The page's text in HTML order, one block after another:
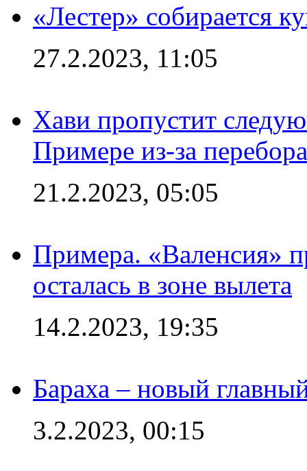
«Лестер» собирается
27.2.2023, 11:05
Хави пропустит
Примере из-за
21.2.2023, 05:05
Примера. «Валенсия»
осталась в зоне вылета
14.2.2023, 19:35
Бараха – новый
3.2.2023, 00:15